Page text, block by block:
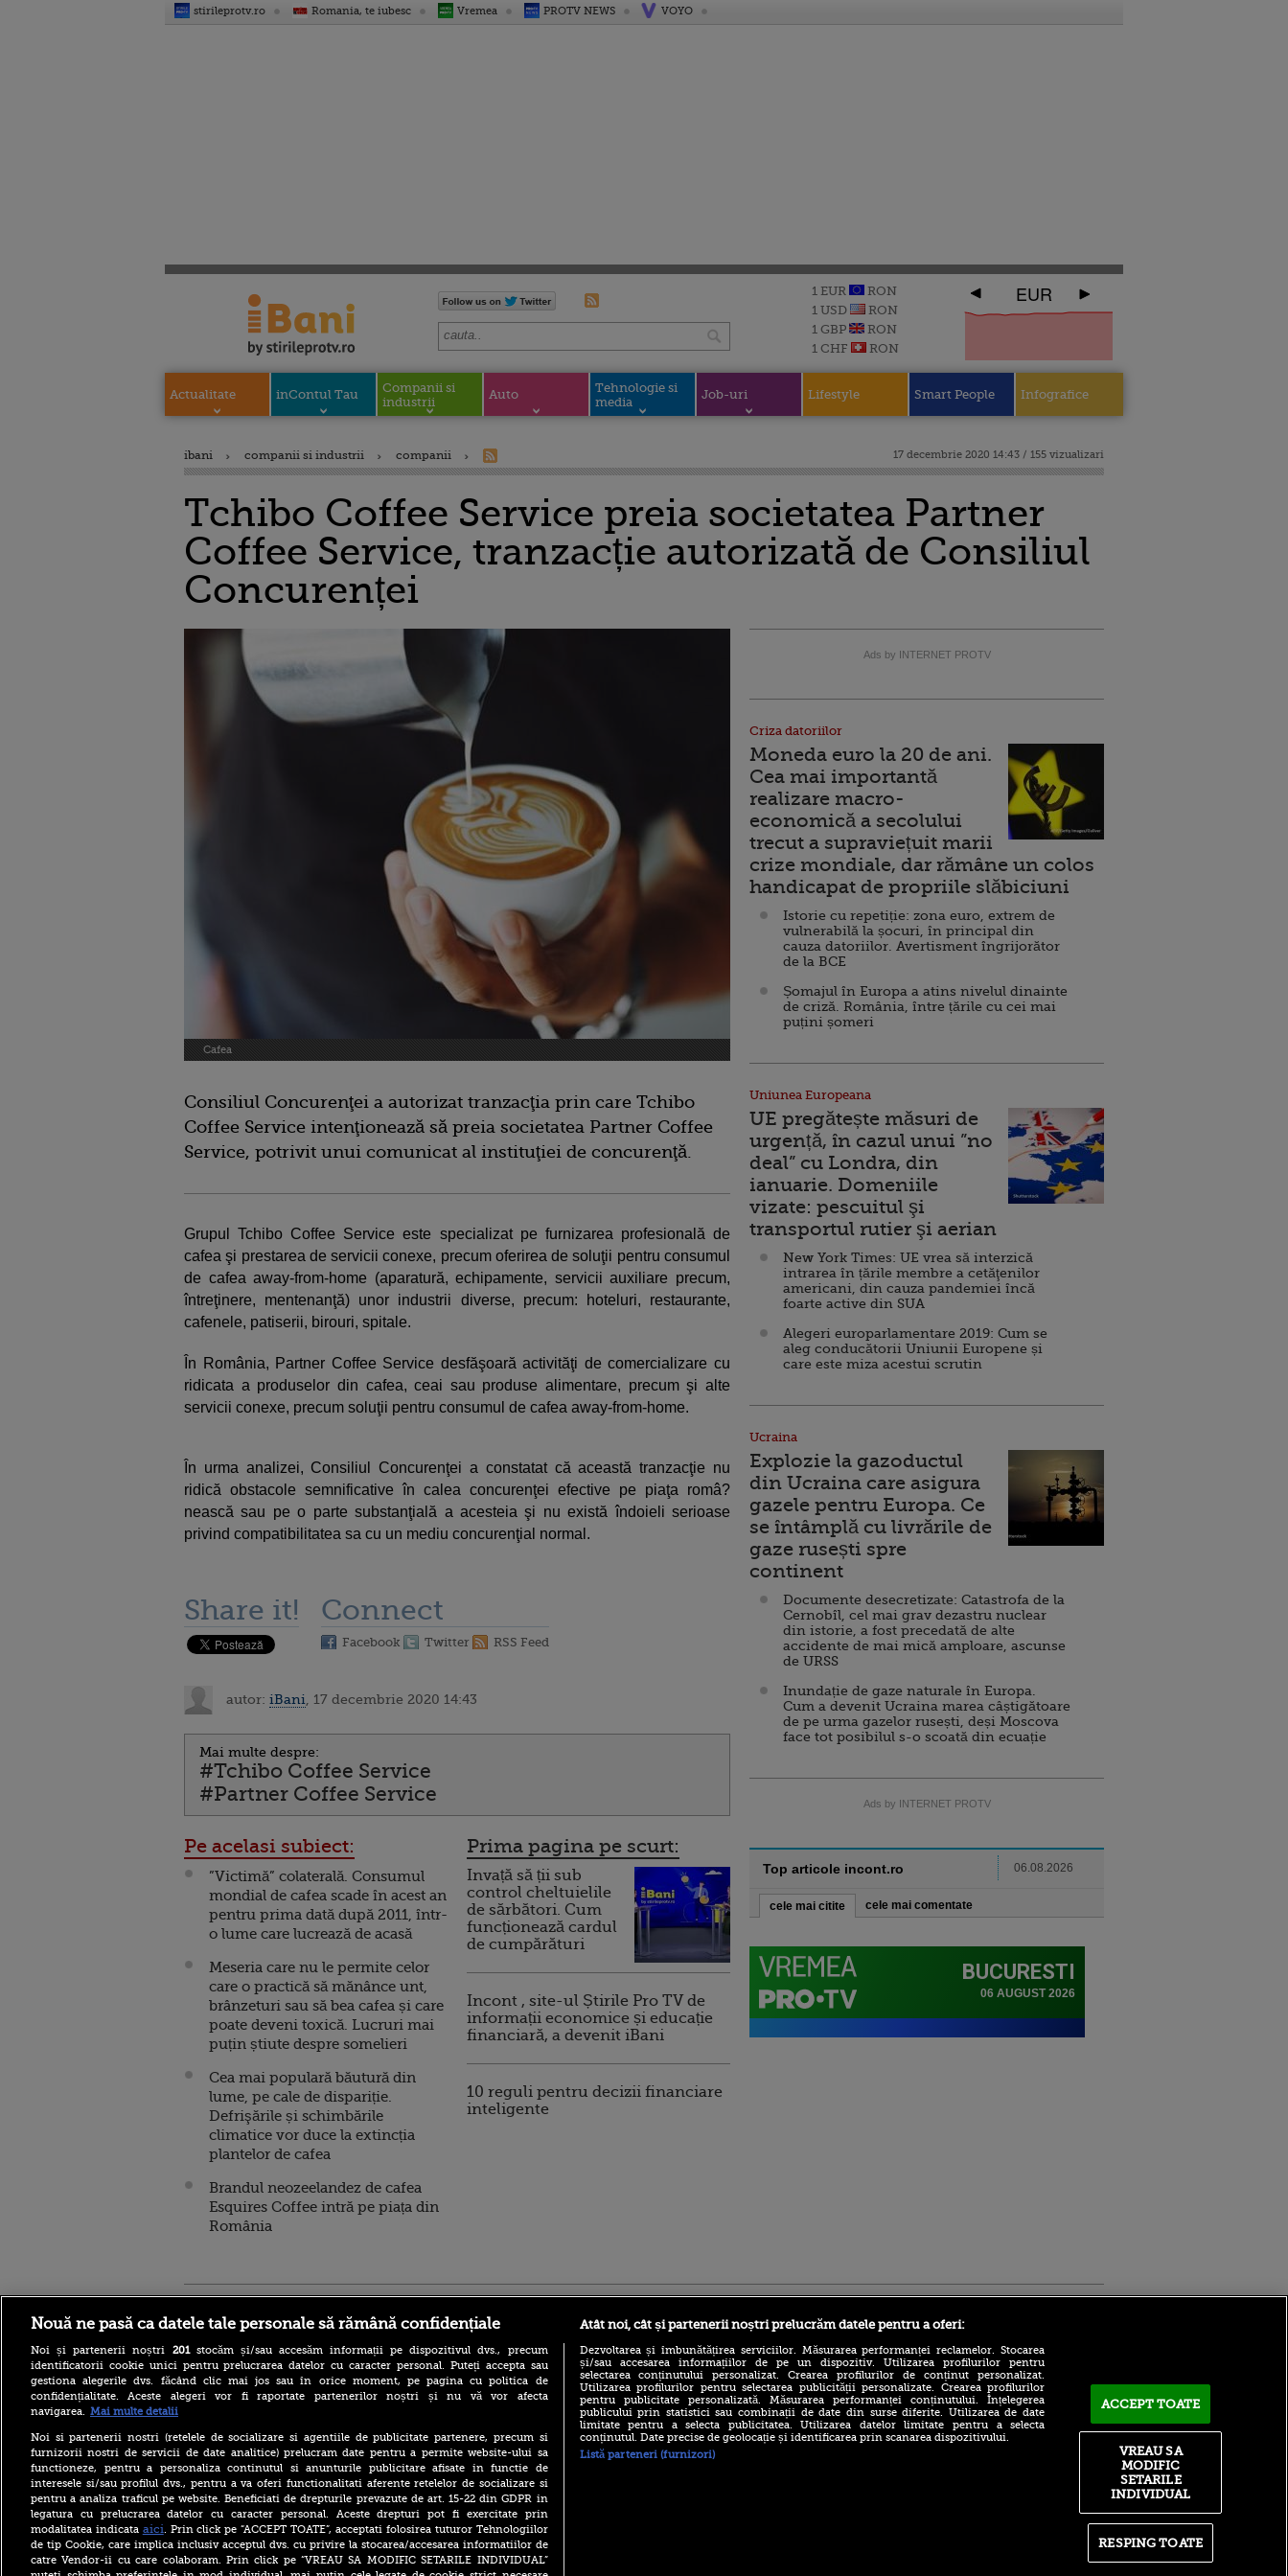
stirileprotv.ro Romania, te iubesc Vremea PROTV NEWS VOYO
1 EUR
RON
1 USD
RON
1 GBP
RON
1 CHF
RON
EUR
Actualitate inContul Tau
Companii si
industrii
Auto
Tehnologie si
media
Job-uri Lifestyle Smart People Infografice
ibani companii si industrii companii 17 decembrie 2020 14:43 / 155 vizualizari
Tchibo Coffee Service preia societatea Partner
Coffee Service, tranzacție autorizată de Consiliul
Concurenței
Cafea
Consiliul Concurenţei a autorizat tranzacţia prin care Tchibo
Coffee Service intenţionează să preia societatea Partner Coffee
Service, potrivit unui comunicat al instituţiei de concurenţă.
Grupul Tchibo Coffee Service este specializat pe furnizarea profesională de
cafea şi prestarea de servicii conexe, precum oferirea de soluţii pentru consumul
de cafea away-from-home (aparatură, echipamente, servicii auxiliare precum,
întreţinere, mentenanţă) unor industrii diverse, precum: hoteluri, restaurante,
cafenele, patiserii, birouri, spitale.
În România, Partner Coffee Service desfăşoară activităţi de comercializare cu
ridicata a produselor din cafea, ceai sau produse alimentare, precum şi alte
servicii conexe, precum soluţii pentru consumul de cafea away-from-home.
În urma analizei, Consiliul Concurenţei a constatat că această tranzacţie nu
ridică obstacole semnificative în calea concurenţei efective pe piaţa româ?
nească sau pe o parte substanţială a acesteia şi nu există îndoieli serioase
privind compatibilitatea sa cu un mediu concurenţial normal.
Share it! Connect
Facebook Twitter RSS Feed
autor: iBani , 17 decembrie 2020 14:43
Mai multe despre:
#Tchibo Coffee Service
#Partner Coffee Service
Pe acelasi subiect:
”Victimă” colaterală. Consumul
mondial de cafea scade în acest an
pentru prima dată după 2011, într-
o lume care lucrează de acasă
Meseria care nu le permite celor
care o practică să mănânce unt,
brânzeturi sau să bea cafea și care
poate deveni toxică. Lucruri mai
puțin știute despre somelieri
Cea mai populară băutură din
lume, pe cale de dispariție.
Defrişările și schimbările
climatice vor duce la extincția
plantelor de cafea
Brandul neozeelandez de cafea
Esquires Coffee intră pe piața din
România
Prima pagina pe scurt:
Invață să ții sub
control cheltuielile
de sărbători. Cum
funcționează cardul
de cumpărături
Incont , site-ul Știrile Pro TV de
informații economice și educație
financiară, a devenit iBani
10 reguli pentru decizii financiare
inteligente
Ads by INTERNET PROTV
Criza datoriilor
Moneda euro la 20 de ani.
Cea mai importantă
realizare macro-
economică a secolului
trecut a supraviețuit marii
crize mondiale, dar rămâne un colos
handicapat de propriile slăbiciuni
Istorie cu repetiție: zona euro, extrem de
vulnerabilă la șocuri, în principal din
cauza datoriilor. Avertisment îngrijorător
de la BCE
Șomajul în Europa a atins nivelul dinainte
de criză. România, între țările cu cei mai
puțini șomeri
Uniunea Europeana
UE pregătește măsuri de
urgență, în cazul unui ”no
deal” cu Londra, din
ianuarie. Domeniile
vizate: pescuitul şi
transportul rutier şi aerian
New York Times: UE vrea să interzică
intrarea în țările membre a cetăţenilor
americani, din cauza pandemiei încă
foarte active din SUA
Alegeri europarlamentare 2019: Cum se
aleg conducătorii Uniunii Europene și
care este miza acestui scrutin
Ucraina
Explozie la gazoductul
din Ucraina care asigura
gazele pentru Europa. Ce
se întâmplă cu livrările de
gaze rusești spre
continent
Documente desecretizate: Catastrofa de la
Cernobîl, cel mai grav dezastru nuclear
din istorie, a fost precedată de alte
accidente de mai mică amploare, ascunse
de URSS
Inundație de gaze naturale în Europa.
Cum a devenit Ucraina marea câștigătoare
de pe urma gazelor rusești, deși Moscova
face tot posibilul s-o scoată din ecuație
Ads by INTERNET PROTV
Top articole incont.ro 06.08.2026
cele mai citite cele mai comentate
negre” ia amploare în Rusia.
„Găsește-ți un soldat și când
va fi ucis vei primi 8
milioane de ruble”
Aflat în SUA, ministrul
britanic de Externe a evitat
să spună dacă îl mai
consideră pe Trump „idiot,
rasist și misogin”
(P) Descoperă Lumea
Evenimentelor din România
Adrian Mihalcea, discurs
incredibil înainte de UTA -
Ce declin! Cu cine a semnat
Nouă ne pasă ca datele tale personale să rămână confidențiale
Noi și partenerii noștri 201stocăm și/sau accesăm informații pe dispozitivul dvs., precum
identificatorii cookie unici pentru prelucrarea datelor cu caracter personal. Puteți accepta sau
gestiona alegerile dvs. făcând clic mai jos sau în orice moment, pe pagina cu politica de
confidențialitate. Aceste alegeri vor fi raportate partenerilor noștri și nu vă vor afecta
navigarea. Mai multe detalii
Noi si partenerii nostri (retelele de socializare si agentiile de publicitate partenere, precum si
furnizorii nostri de servicii de date analitice) prelucram date pentru a permite website-ului sa
functioneze, pentru a personaliza continutul si anunturile publicitare afisate in functie de
interesele si/sau profilul dvs., pentru a va oferi functionalitati aferente retelelor de socializare si
pentru a analiza traficul pe website. Beneficiati de drepturile prevazute de art. 15-22 din GDPR in
legatura cu prelucrarea datelor cu caracter personal. Aceste drepturi pot fi exercitate prin
modalitatea indicata aici. Prin click pe “ACCEPT TOATE”, acceptati folosirea tuturor Tehnologiilor
de tip Cookie, care implica inclusiv acceptul dvs. cu privire la stocarea/accesarea informatiilor de
catre Vendor-ii cu care colaboram. Prin click pe “VREAU SA MODIFIC SETARILE INDIVIDUAL”
Atât noi, cât și partenerii noștri prelucrăm datele pentru a oferi:
Dezvoltarea și îmbunătățirea serviciilor. Măsurarea performanței reclamelor. Stocarea
și/sau accesarea informațiilor de pe un dispozitiv. Utilizarea profilurilor pentru
selectarea conținutului personalizat. Crearea profilurilor de conținut personalizat.
Utilizarea profilurilor pentru selectarea publicității personalizate. Crearea profilurilor
pentru publicitate personalizată. Măsurarea performanței conținutului. Înțelegerea
publicului prin statistici sau combinații de date din surse diferite. Utilizarea de date
limitate pentru a selecta publicitatea. Utilizarea datelor limitate pentru a selecta
conținutul. Date precise de geolocație și identificarea prin scanarea dispozitivului.
Listă parteneri (furnizori)
ACCEPT TOATE
RESPING TOATE
VREAU SA
MODIFIC
SETARILE
INDIVIDUAL